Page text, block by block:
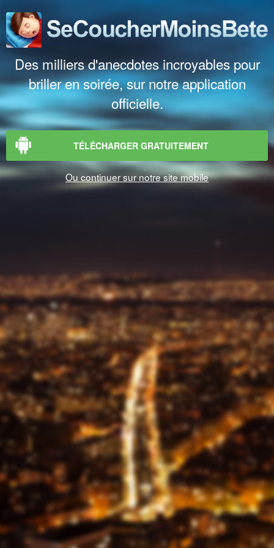
Des milliers d'anecdotes incroyables pour
briller en soirée, sur notre application
officielle.
TÉLÉCHARGER GRATUITEMENT
Ou continuer sur notre site mobile